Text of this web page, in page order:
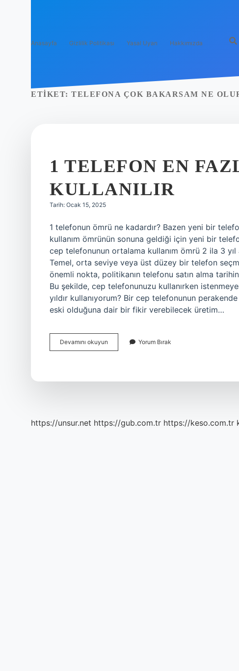
Anasayfa Gizlilik Politikası Yasal Uyarı Hakkımızda
ETIKET: TELEFONA ÇOK BAKARSAM NE
1 TELEFON EN
KULLANILIR
Tarih: Ocak 15, 2025
1 telefonun ömrü ne kadardır? Bazen yeni bir
kullanım ömrünün sonuna geldiği için yeni bir
cep telefonunun ortalama kullanım ömrü 2 ila 3
Temel, orta seviye veya üst düzey bir telefon
önemli nokta, politikanın telefonu satın alma
Bu şekilde, cep telefonunuzu kullanırken
yıldır kullanıyorum? Bir cep telefonunun
eski olduğuna dair bir fikir verebilecek üretim…
Devamını okuyun
Telefon
Yorum Bırak
https://unsur.net https://gub.com.tr https://keso.com.tr